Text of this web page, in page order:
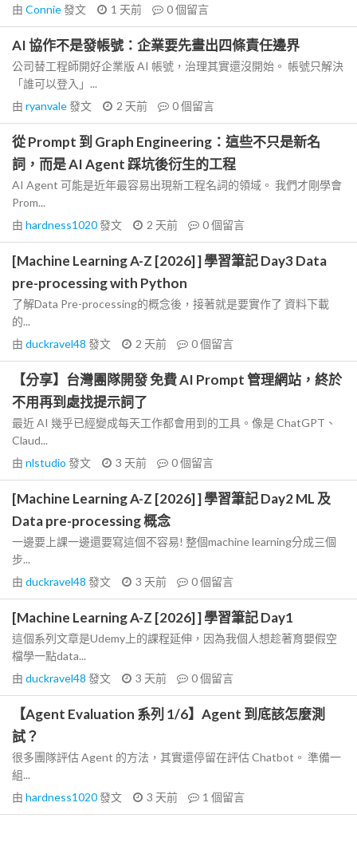
由 Connie發文 1 天前 0個留言
AI 協作不是發帳號：企業要先畫出四條責任邊界
公司替工程師開好企業版 AI 帳號，治理其實還沒開始。 帳號只解決
「誰可以登入」...
由 ryanvale發文 2 天前 0個留言
從 Prompt 到 Graph Engineering：這些不只是新名
詞，而是 AI Agent 踩坑後衍生的工程
AI Agent 可能是近年最容易出現新工程名詞的領域。 我們才剛學會
Prom...
由 hardness1020發文 2 天前 0個留言
[Machine Learning A-Z [2026] ] 學習筆記 Day3 Data
pre-processing with Python
了解Data Pre-processing的概念後，接著就是要實作了 資料下載
的...
由 duckravel48 發文 2 天前 0個留言
【分享】台灣團隊開發 免費 AI Prompt 管理網站，終於
不用再到處找提示詞了
最近 AI 幾乎已經變成每天工作都會用到的工具。像是 ChatGPT、
Claud...
由 nlstudio 發文 3 天前 0個留言
[Machine Learning A-Z [2026] ] 學習筆記 Day2 ML 及
Data pre-processing 概念
一邊要上課一邊還要寫這個不容易! 整個machine learning分成三個
步...
由 duckravel48 發文 3 天前 0個留言
[Machine Learning A-Z [2026] ] 學習筆記 Day1
這個系列文章是Udemy上的課程延伸，因為我個人想趁著育嬰假空
檔學一點data...
由 duckravel48 發文 3 天前 0個留言
【Agent Evaluation 系列 1/6】Agent 到底該怎麼測
試？
很多團隊評估 Agent 的方法，其實還停留在評估 Chatbot。 準備一
組...
由 hardness1020發文 3 天前 1 個留言